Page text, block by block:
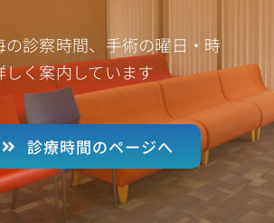
の診察時間、手術の曜日・時
しく案内しています
診療時間のページへ